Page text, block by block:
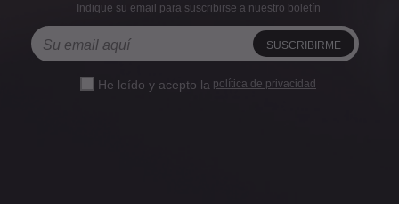
Indique su email para suscribirse a nuestro boletín
He leído y acepto la política de privacidad